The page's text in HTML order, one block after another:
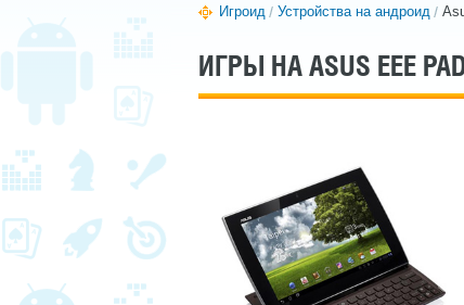
Игроид Устройства на андроид
ИГРЫ НА ASUS EEE